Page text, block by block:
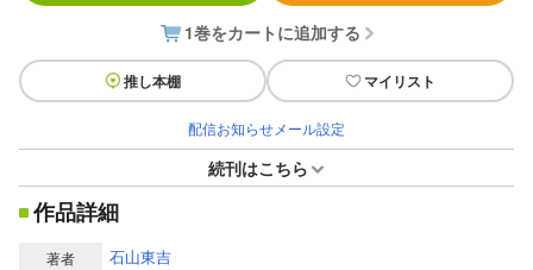
1巻をカートに追加する
推し本棚 マイリスト
配信お知らせメール設定
続刊はこちら
作品詳細
著者 石山東吉